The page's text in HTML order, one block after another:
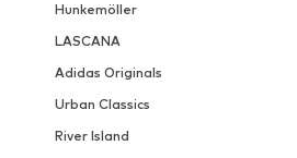
Hunkemöller
LASCANA
Adidas Originals
Urban Classics
River Island